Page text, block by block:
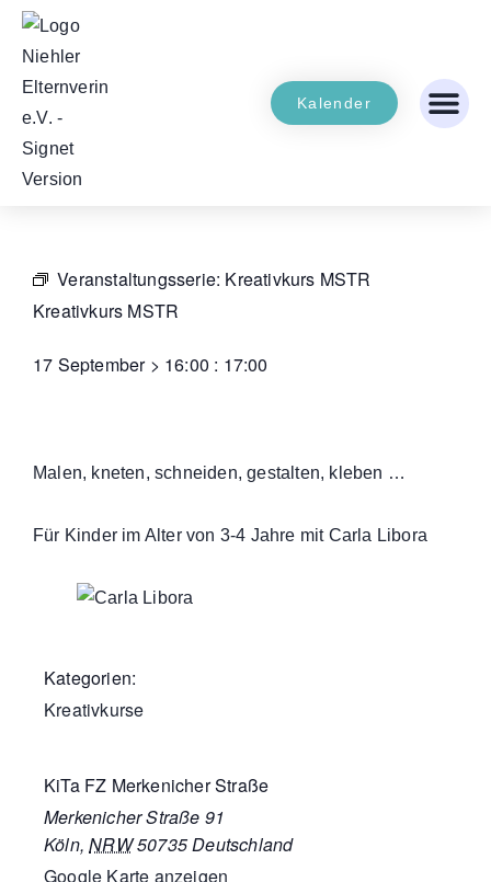
Kalender
Veranstaltungsserie: Kreativkurs MSTR
Kreativkurs MSTR
17 September > 16:00 : 17:00
Malen, kneten, schneiden, gestalten, kleben …
Für Kinder im Alter von 3-4 Jahre mit Carla Libora
Kategorien:
Kreativkurse
KiTa FZ Merkenicher Straße
Merkenicher Straße 91
Köln, NRW50735 Deutschland
Google Karte anzeigen